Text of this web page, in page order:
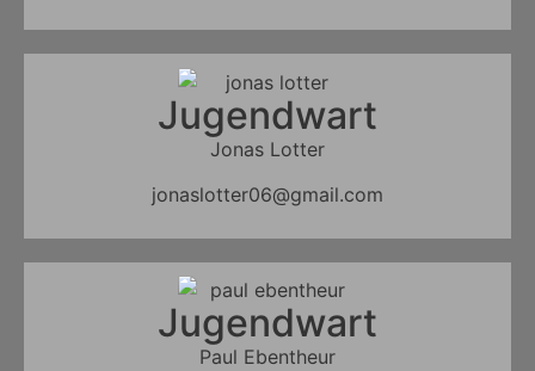
Jugendwart
Jonas Lotter
jonaslotter06@gmail.com
Jugendwart
Paul Ebentheur